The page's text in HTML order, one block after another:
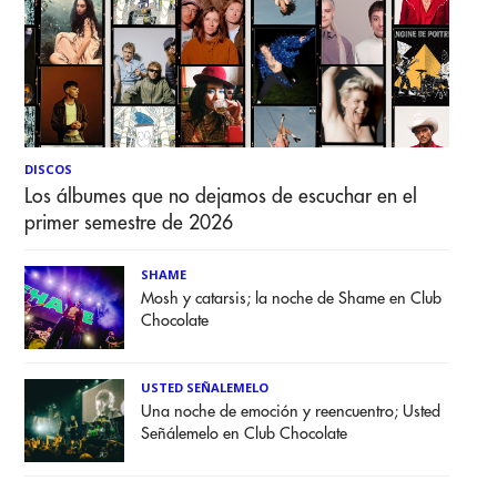
DISCOS
Los álbumes que no dejamos de escuchar en el
primer semestre de 2026
SHAME
Mosh y catarsis; la noche de Shame en Club
Chocolate
USTED SEÑALEMELO
Una noche de emoción y reencuentro; Usted
Señálemelo en Club Chocolate